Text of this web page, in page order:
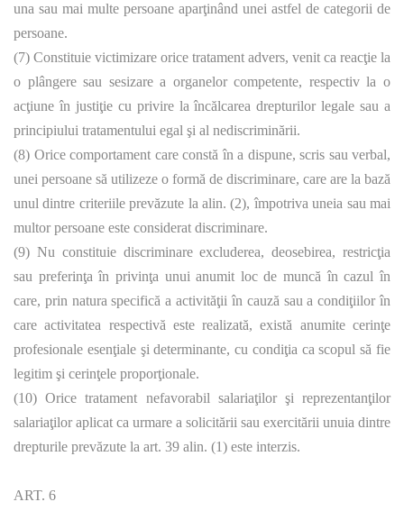
una sau mai multe persoane aparţinând unei astfel de categorii de
persoane.
(7) Constituie victimizare orice tratament advers, venit ca reacţie la
o plângere sau sesizare a organelor competente, respectiv la o
acţiune în justiţie cu privire la încălcarea drepturilor legale sau a
principiului tratamentului egal şi al nediscriminării.
(8) Orice comportament care constă în a dispune, scris sau verbal,
unei persoane să utilizeze o formă de discriminare, care are la bază
unul dintre criteriile prevăzute la alin. (2), împotriva uneia sau mai
multor persoane este considerat discriminare.
(9) Nu constituie discriminare excluderea, deosebirea, restricţia
sau preferinţa în privinţa unui anumit loc de muncă în cazul în
care, prin natura specifică a activităţii în cauză sau a condiţiilor în
care activitatea respectivă este realizată, există anumite cerinţe
profesionale esenţiale şi determinante, cu condiţia ca scopul să fie
legitim şi cerinţele proporţionale.
(10) Orice tratament nefavorabil salariaţilor şi reprezentanţilor
salariaţilor aplicat ca urmare a solicitării sau exercitării unuia dintre
drepturile prevăzute la art. 39 alin. (1) este interzis.
ART. 6